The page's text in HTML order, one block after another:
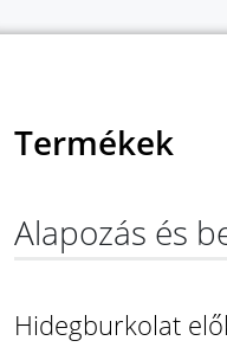
Termékek
Alapozás és
Hidegburkolat